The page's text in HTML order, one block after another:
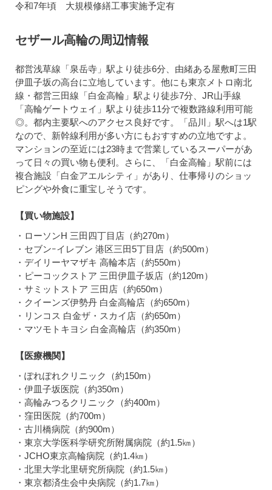
令和7年頃 大規模修繕工事実施予定有
セザール高輪の周辺情報
都営浅草線「泉岳寺」駅より徒歩6分、由緒ある屋敷町三田
伊皿子坂の高台に立地しています。他にも東京メトロ南北
線・都営三田線「白金高輪」駅より徒歩7分、JR山手線
「高輪ゲートウェイ」駅より徒歩11分で複数路線利用可能
◎。都内主要駅へのアクセス良好です。「品川」駅へは1駅
なので、新幹線利用が多い方にもおすすめの立地ですよ。
マンションの至近には23時まで営業しているスーパーがあ
って日々の買い物も便利。さらに、「白金高輪」駅前には
複合施設「白金アエルシティ」があり、仕事帰りのショッ
ピングや外食に重宝しそうです。
【買い物施設】
・ローソンH 三田四丁目店（約270m）
・セブンｰイレブン 港区三田5丁目店（約500m）
・デイリーヤマザキ 高輪本店（約550m）
・ピーコックストア 三田伊皿子坂店（約120m）
・サミットストア 三田店（約650m）
・クイーンズ伊勢丹 白金高輪店（約650m）
・リンコス 白金ザ・スカイ店（約650m）
・マツモトキヨシ 白金高輪店（約350m）
【医療機関】
・ぽれぽれクリニック（約150m）
・伊皿子坂医院（約350m）
・高輪みつるクリニック（約400m）
・窪田医院（約700m）
・古川橋病院（約900m）
・東京大学医科学研究所附属病院（約1.5㎞）
・JCHO東京高輪病院（約1.4㎞）
・北里大学北里研究所病院（約1.5㎞）
・東京都済生会中央病院（約1.7㎞）